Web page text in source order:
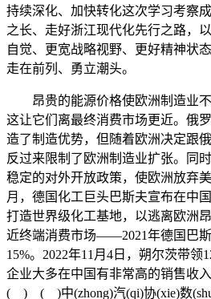
持续深化、加快转化这次学习考察
之长、走好浙江现代化先行之路，
自觉、更宽战略视野、更好精神状
走在前列、勇立潮头。
昂贵的能源价格使欧洲制造业不
这让它们离最终消费市场更近。俄
造了制造优势，但随着欧洲决定跟
反过来限制了欧洲制造业扩张。同
稳定的对外开放政策，使欧洲放弃
月，德国化工巨头巴斯夫宣布在中
打造世界级化工基地，以逃离欧洲
近终端消费市场——2021年德国巴
15%。2022年11月4日，朔尔茨带领
企业大多在中国有非常高的销售收
( ) ( )中(zhong)汽(qi)协(xie)数(shu)